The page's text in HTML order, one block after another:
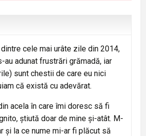
dintre cele mai urâte zile din 2014,
au adunat frustrări grămadă, iar
sunt chestii de care eu nici
că există cu adevărat.
acela în care îmi doresc să fi
știută doar de mine și-atât. M-
și la ce nume mi-ar fi plăcut să